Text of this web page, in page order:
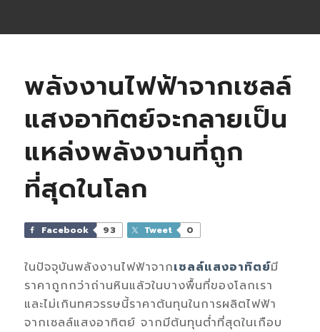
พลังงานไฟฟ้าจากเซลล์
แสงอาทิตย์จะกลายเป็น
แหล่งพลังงานที่ถูก
ที่สุดในโลก
Facebook 93 Tweet 0
ในปัจจุบันพลังงานไฟฟ้าจากเซลล์แสงอาทิตย์มี
ราคาถูกกว่าถ่านหินแล้วในบางพื้นที่ของโลกเรา
และไม่เกินทศวรรษนี้ราคาต้นทุนในการผลิตไฟฟ้า
จากเซลล์แสงอาทิตย์ จากมีต้นทุนต่ำที่สุดในเกือบ